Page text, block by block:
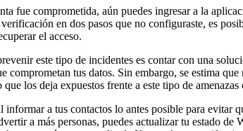
fue comprometida, aún puedes ingresar a la
en dos pasos que no configuraste, es
el acceso.
este tipo de incidentes es contar con una
comprometan tus datos. Sin embargo, se estima
los deja expuestos frente a este tipo de amenazas
informar a tus contactos lo antes posible para evitar
a más personas, puedes actualizar tu estado